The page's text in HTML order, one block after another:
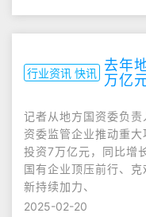
行业资讯 快讯 去年
万亿
记者从地方国资委负
资委监管企业推动重
投资7万亿元，同比增
国有企业顶压前行、
新持续加力、
2025-02-20